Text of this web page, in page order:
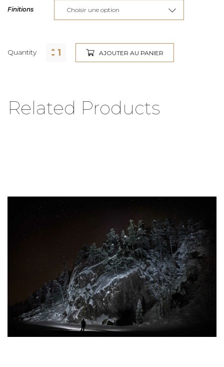
Finitions
Quantity AJOUTER AU PANIER
Related Products